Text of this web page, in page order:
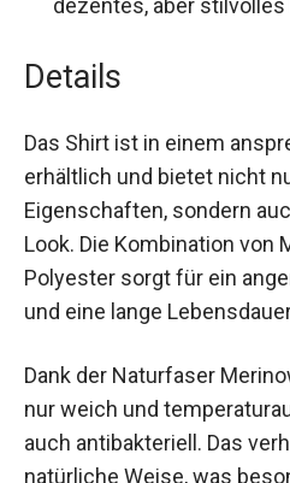
Extras:Kleine
Das Shirt ist in einem
erhältlich und bietet nicht
Eigenschaften, sondern
Look. Die Kombination von
Polyester sorgt für ein
Dank der Naturfaser
nicht nur weich und